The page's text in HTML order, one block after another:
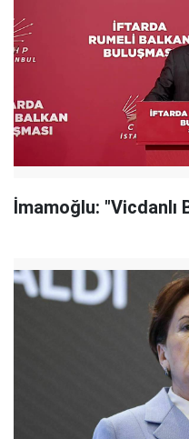
İmamoğlu: "Vicdanlı